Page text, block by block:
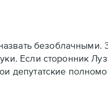
безоблачными.
Если сторонник
депутатские